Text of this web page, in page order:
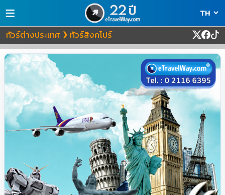
≡
ทัวร์ต่างประเทศ ❯ ทัวร์สิงคโปร์